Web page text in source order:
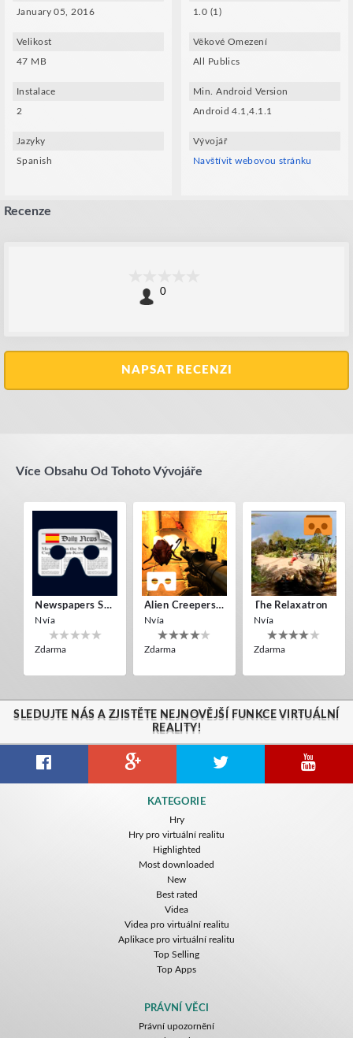
January 05, 2016
Velikost
47 MB
Instalace
2
Jazyky
Spanish
1.0 (1)
Věkové Omezení
All Publics
Min. Android Version
Android 4.1,4.1.1
Vývojář
Navštívit webovou stránku
Recenze
0
NAPSAT RECENZI
Více Obsahu Od Tohoto Vývojáře
Newspapers Spain VR
Nvía
Zdarma
Alien Creepers VR
Nvía
Zdarma
The Relaxatron
Nvía
Zdarma
Nvía
SLEDUJTE NÁS A ZJISTĚTE NEJNOVĚJŠÍ FUNKCE VIRTUÁLNÍ
REALITY!
KATEGORIE
Hry
Hry pro virtuální realitu
Highlighted
Most downloaded
New
Best rated
Videa
Videa pro virtuální realitu
Aplikace pro virtuální realitu
Top Selling
Top Apps
PRÁVNÍ VĚCI
Právní upozornění